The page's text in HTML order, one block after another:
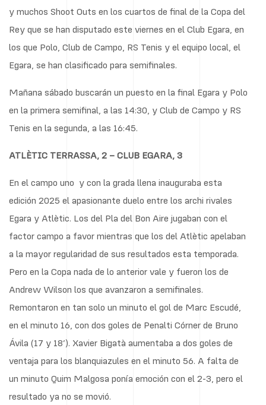
y muchos Shoot Outs en los cuartos de final de la Copa del
Rey que se han disputado este viernes en el Club Egara, en
los que Polo, Club de Campo, RS Tenis y el equipo local, el
Egara, se han clasificado para semifinales.
Mañana sábado buscarán un puesto en la final Egara y Polo
en la primera semifinal, a las 14:30, y Club de Campo y RS
Tenis en la segunda, a las 16:45.
ATLÈTIC TERRASSA, 2 – CLUB EGARA, 3
En el campo uno y con la grada llena inauguraba esta
edición 2025 el apasionante duelo entre los archi rivales
Egara y Atlètic. Los del Pla del Bon Aire jugaban con el
factor campo a favor mientras que los del Atlètic apelaban
a la mayor regularidad de sus resultados esta temporada.
Pero en la Copa nada de lo anterior vale y fueron los de
Andrew Wilson los que avanzaron a semifinales.
Remontaron en tan solo un minuto el gol de Marc Escudé,
en el minuto 16, con dos goles de Penalti Córner de Bruno
Ávila (17 y 18’). Xavier Bigatà aumentaba a dos goles de
ventaja para los blanquiazules en el minuto 56. A falta de
un minuto Quim Malgosa ponía emoción con el 2-3, pero el
resultado ya no se movió.